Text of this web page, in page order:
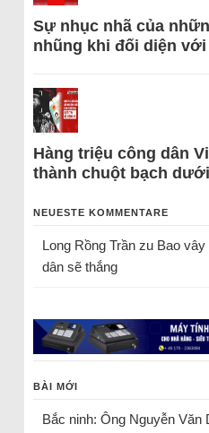
Sự nhục nhã của
nhũng khi đối diện
Hàng triệu công dân
thành chuột bạch
NEUESTE KOMMENTARE
Long Rồng Trầnzu Bao
dân sẽ thắng
BÀI MỚI
Bắc ninh: Ông Nguyễn Văn